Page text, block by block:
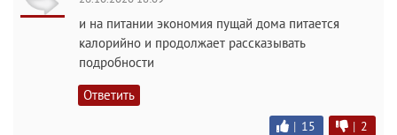
и на питании экономия пущай дома питается
калорийно и продолжает рассказывать
подробности
Ответить
| 15 | 2